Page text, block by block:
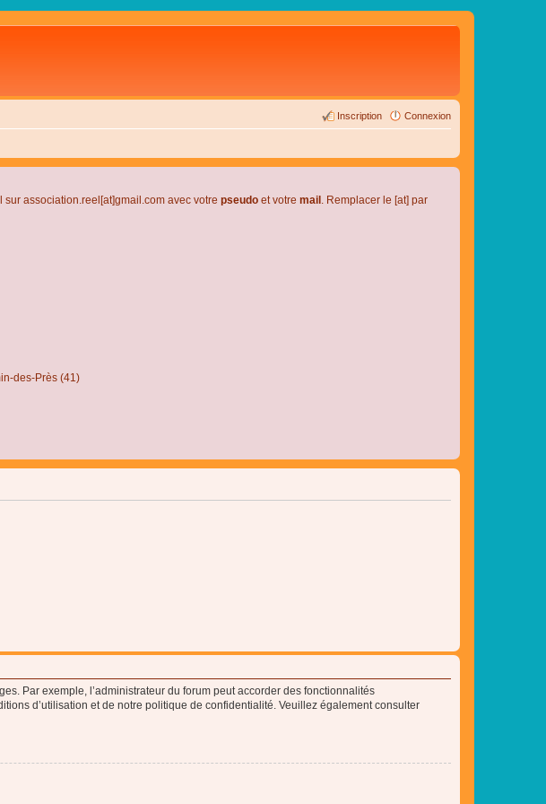
Connexion
Inscription
association.reel[at]gmail.com avec votre pseudo et votre mail . Remplacer le [at] par
des-Près (41)
Par exemple, l’administrateur du forum peut accorder des fonctionnalités
d’utilisation et de notre politique de confidentialité. Veuillez également consulter